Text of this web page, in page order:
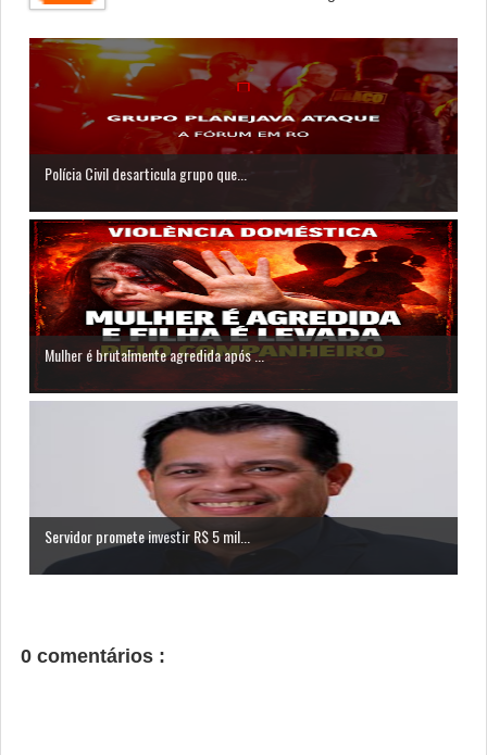
Polícia Civil desarticula grupo que...
Mulher é brutalmente agredida após ...
Servidor promete investir R$ 5 mil...
0 comentários :